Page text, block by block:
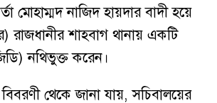
মোহাম্মদ নাজিদ হায়দার বাদী হয়ে
রাজধানীর শাহবাগ থানায় একটি
নথিভুক্ত করেন।
থেকে জানা যায়, সচিবালয়ের